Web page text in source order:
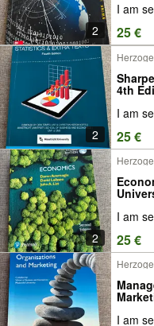
2
I am
25 €
2
4th
I am
25 €
2
I am
25 €
I am